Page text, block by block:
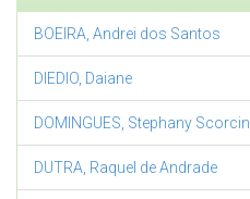
BOEIRA, Andrei dos Santos
DIEDIO, Daiane
DOMINGUES, Stephany Scorcin
DUTRA, Raquel de Andrade